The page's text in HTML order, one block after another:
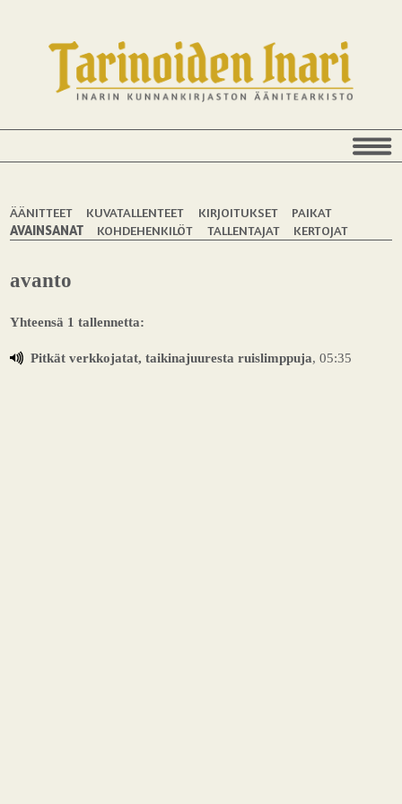
ÄÄNITTEET KUVATALLENTEET KIRJOITUKSET
PAIKAT
AVAINSANAT
KOHDEHENKILÖT TALLENTAJAT KERTOJAT
avanto
Yhteensä 1 tallennetta:
Pitkät verkkojatat, taikinajuuresta ruislimppuja, 05:35